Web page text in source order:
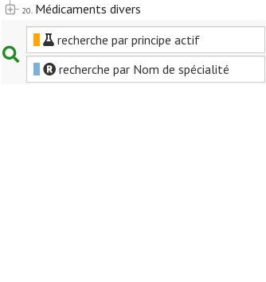
20. Médicaments divers
recherche par principe actif
recherche par Nom de spécialité